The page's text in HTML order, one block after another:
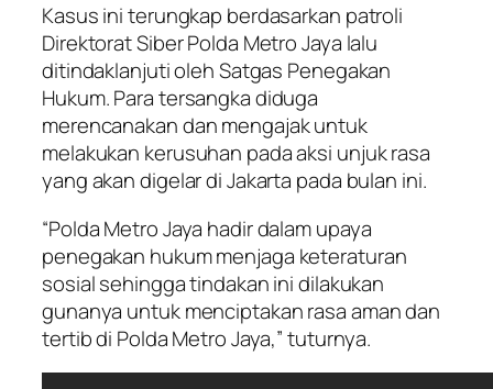
Kasus ini terungkap berdasarkan patroli
Direktorat Siber Polda Metro Jaya lalu
ditindaklanjuti oleh Satgas Penegakan
Hukum. Para tersangka diduga
merencanakan dan mengajak untuk
melakukan kerusuhan pada aksi unjuk rasa
yang akan digelar di Jakarta pada bulan ini.
“Polda Metro Jaya hadir dalam upaya
penegakan hukum menjaga keteraturan
sosial sehingga tindakan ini dilakukan
gunanya untuk menciptakan rasa aman dan
tertib di Polda Metro Jaya,” tuturnya.